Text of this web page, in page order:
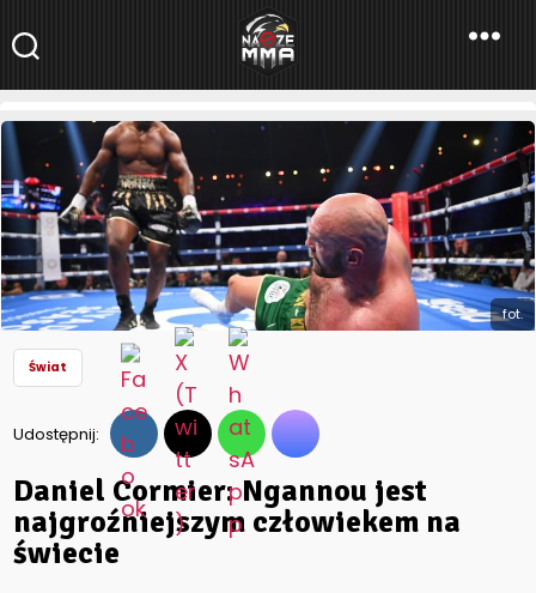
NaszeMMA
NaszeMMA.pl»Aktualności»Świat»Daniel Cormier: Ngannou
jest najgroźniejszym człowiekem na świecie
fot.
Świat
Udostępnij:
Daniel Cormier: Ngannou jest
najgroźniejszym człowiekem na
świecie